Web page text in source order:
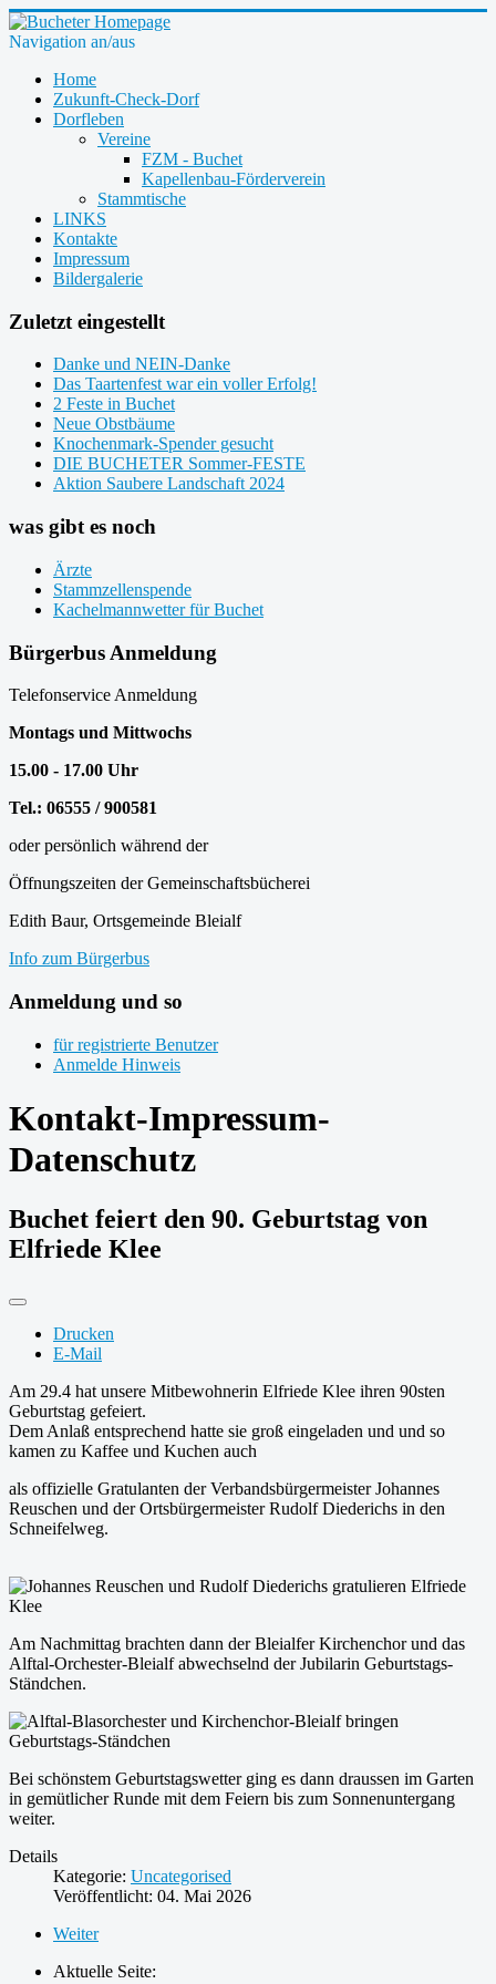
Navigation an/aus
Home
Zukunft-Check-Dorf
Dorfleben
Vereine
FZM - Buchet
Kapellenbau-Förderverein
Stammtische
LINKS
Kontakte
Impressum
Bildergalerie
Zuletzt eingestellt
Danke und NEIN-Danke
Das Taartenfest war ein voller Erfolg!
2 Feste in Buchet
Neue Obstbäume
Knochenmark-Spender gesucht
DIE BUCHETER Sommer-FESTE
Aktion Saubere Landschaft 2024
was gibt es noch
Ärzte
Stammzellenspende
Kachelmannwetter für Buchet
Bürgerbus Anmeldung
Telefonservice Anmeldung
Montags und Mittwochs
15.00 - 17.00 Uhr
Tel.: 06555 / 900581
oder persönlich während der
Öffnungszeiten der Gemeinschaftsbücherei
Edith Baur, Ortsgemeinde Bleialf
Info zum Bürgerbus
Anmeldung und so
für registrierte Benutzer
Anmelde Hinweis
Kontakt-Impressum-
Datenschutz
Buchet feiert den 90. Geburtstag von
Elfriede Klee
Drucken
E-Mail
Am 29.4 hat unsere Mitbewohnerin Elfriede Klee ihren 90sten
Geburtstag gefeiert.
Dem Anlaß entsprechend hatte sie groß eingeladen und und so
kamen zu Kaffee und Kuchen auch
als offizielle Gratulanten der Verbandsbürgermeister Johannes
Reuschen und der Ortsbürgermeister Rudolf Diederichs in den
Schneifelweg.
Am Nachmittag brachten dann der Bleialfer Kirchenchor und das
Alftal-Orchester-Bleialf abwechselnd der Jubilarin Geburtstags-
Ständchen.
Bei schönstem Geburtstagswetter ging es dann draussen im Garten
in gemütlicher Runde mit dem Feiern bis zum Sonnenuntergang
weiter.
Details
Kategorie: Uncategorised
Veröffentlicht: 04. Mai 2026
Weiter
Aktuelle Seite: